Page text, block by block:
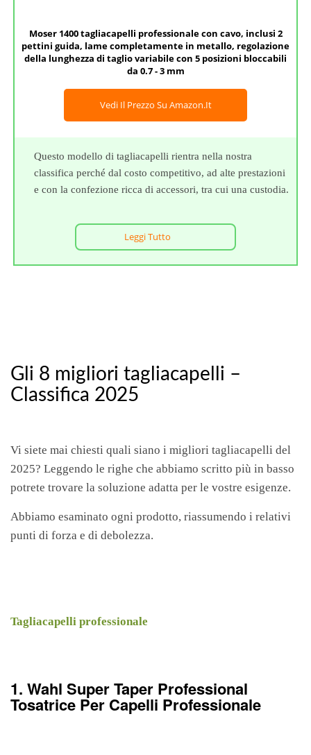
Moser 1400 tagliacapelli professionale con cavo, inclusi 2
pettini guida, lame completamente in metallo, regolazione
della lunghezza di taglio variabile con 5 posizioni bloccabili
da 0.7 - 3 mm
Vedi Il Prezzo Su Amazon.it
Questo modello di tagliacapelli rientra nella nostra
classifica perché dal costo competitivo, ad alte prestazioni
e con la confezione ricca di accessori, tra cui una custodia.
Leggi Tutto
Gli 8 migliori tagliacapelli –
Classifica 2025
Vi siete mai chiesti quali siano i migliori tagliacapelli del
2025? Leggendo le righe che abbiamo scritto più in basso
potrete trovare la soluzione adatta per le vostre esigenze.
Abbiamo esaminato ogni prodotto, riassumendo i relativi
punti di forza e di debolezza.
Tagliacapelli professionale
1. Wahl Super Taper Professional
Tosatrice Per Capelli Professionale